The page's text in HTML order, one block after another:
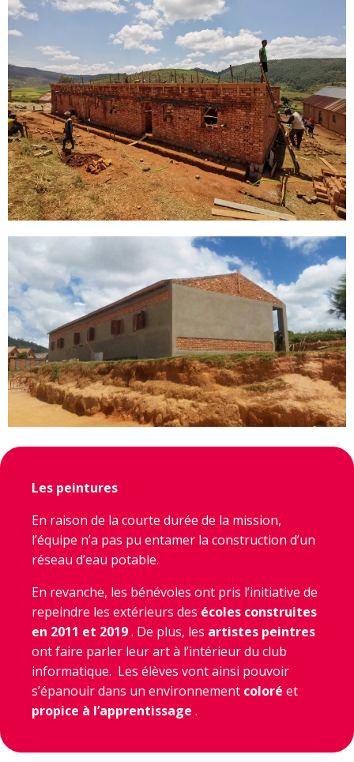
Les peintures
En raison de la courte durée de la mission,
l’équipe n’a pas pu entamer la construction d’un
réseau d’eau potable.
En revanche, les bénévoles ont pris l’initiative de
repeindre les extérieurs des écoles construites
en 2011 et 2019. De plus, les artistes peintres
ont faire parler leur art à l’intérieur du club
informatique. Les élèves vont ainsi pouvoir
s’épanouir dans un environnement coloré et
propice à l’apprentissage .